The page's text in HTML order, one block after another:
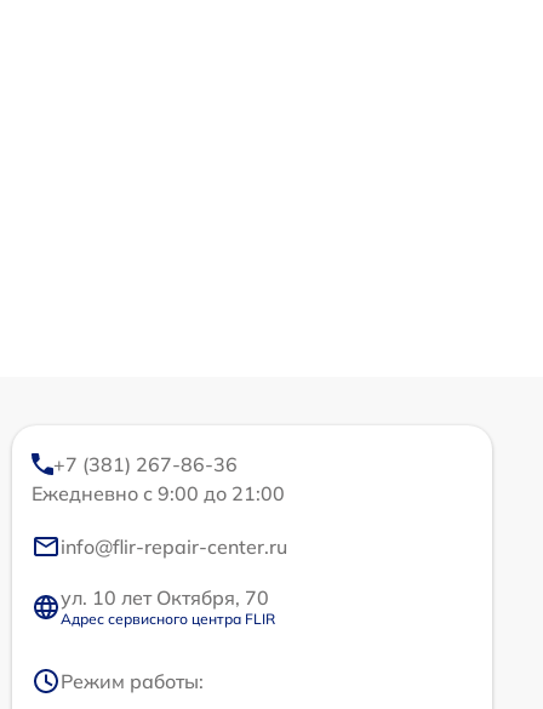
+7 (381) 267-86-36
Ежедневно с 9:00 до 21:00
info@flir-repair-center.ru
ул. 10 лет Октября, 70
Адрес сервисного центра FLIR
Режим работы: